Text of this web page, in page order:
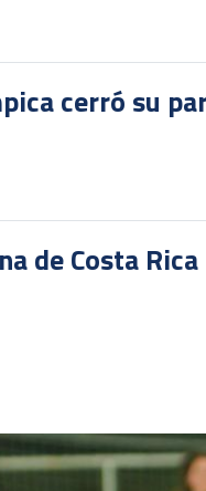
cerró su
de Costa